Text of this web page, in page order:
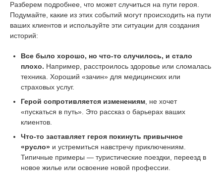
Разберем подробнее, что может случиться на пути героя.
Подумайте, какие из этих событий могут происходить на пути
ваших клиентов и используйте эти ситуации для создания
историй:
Все было хорошо, но что-то случилось, и стало
плохо. Например, расстроилось здоровье или сломалась
техника. Хороший «зачин» для медицинских или
страховых услуг.
Герой сопротивляется изменениям, не хочет
«пускаться в путь». Это рассказ о барьерах ваших
клиентов.
Что-то заставляет героя покинуть привычное
«русло» и устремиться навстречу приключениям.
Типичные примеры — туристические поездки, переезд в
новое жилье или освоение новой профессии.